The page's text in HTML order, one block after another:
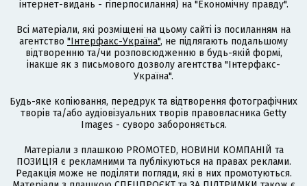
інтернет-видань - гіперпосилання) на "Економічну правду".
Всі матеріали, які розміщені на цьому сайті із посиланням на
агентство "Інтерфакс-Україна", не підлягають подальшому
відтворенню та/чи розповсюдженню в будь-якій формі,
інакше як з письмового дозволу агентства "Інтерфакс-
Україна".
Будь-яке копіювання, передрук та відтворення фотографічних
творів та/або аудіовізуальних творів правовласника Getty
Images - суворо забороняється.
Матеріали з плашкою PROMOTED, НОВИНИ КОМПАНІЙ та
ПОЗИЦІЯ є рекламними та публікуються на правах реклами.
Редакція може не поділяти погляди, які в них промотуються.